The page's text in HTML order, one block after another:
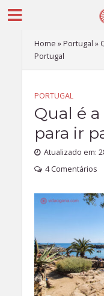
Home » Portugal »
Portugal
PORTUGAL
Qual é
para ir
Atualizado em:
4 Comentários